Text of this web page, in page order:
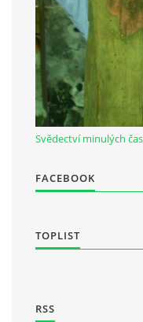
Občanská vzdělávací
Mgr.
Svědectví minulých
FACEBOOK
TOPLIST
RSS